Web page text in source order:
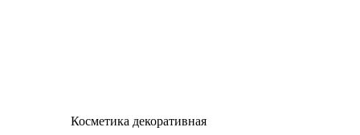
Косметика декоративная